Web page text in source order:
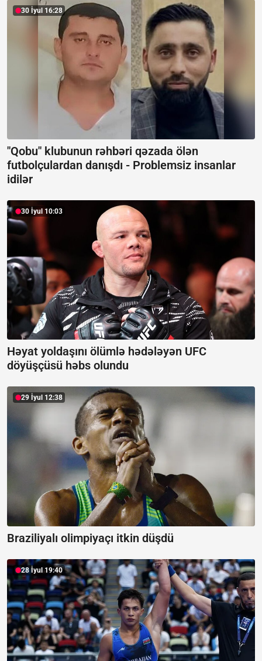
30 İyul 16:28
"Qobu" klubunun rəhbəri qəzada ölən
futbolçulardan danışdı - Problemsiz insanlar
idilər
30 İyul 10:03
Həyat yoldaşını ölümlə hədələyən UFC
döyüşçüsü həbs olundu
29 İyul 12:38
Braziliyalı olimpiyaçı itkin düşdü
28 İyul 19:40